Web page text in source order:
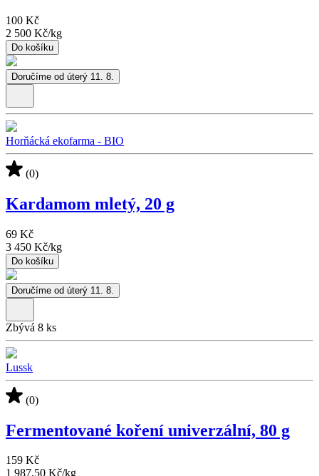
100 Kč
2 500 Kč/kg
Do košíku
Doručíme od úterý 11. 8.
Horňácká ekofarma - BIO
(0)
Kardamom mletý, 20 g
69 Kč
3 450 Kč/kg
Do košíku
Doručíme od úterý 11. 8.
Zbývá 8 ks
Lussk
(0)
Fermentované koření univerzální, 80 g
159 Kč
1 987,50 Kč/kg